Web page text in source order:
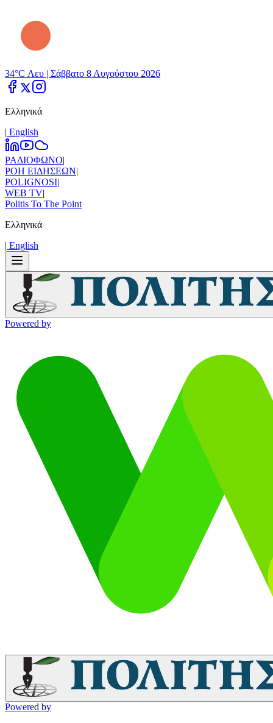
34°C Λευ | Σάββατο 8 Αυγούστου 2026
Ελληνικά
| Εnglish
ΡΑΔΙΟΦΩΝΟ|
ΡΟΗ ΕΙΔΗΣΕΩΝ|
POLIGNOSI|
WEB TV|
Politis To The Point
Ελληνικά
| Εnglish
Powered by
Powered by